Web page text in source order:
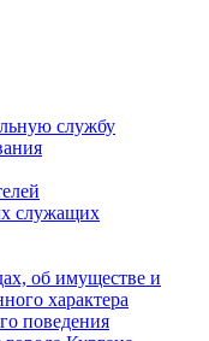
службу
служащих
об имуществе и
характера
поведения